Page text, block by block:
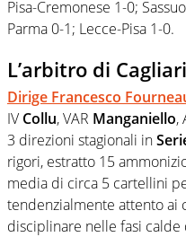
Pisa-Cremonese 1-0;
Parma 0-1; Lecce-Pisa 1-0.
L’arbitro di
Dirige Francesco
IV Collu, VAR Manganiello,
3 direzioni stagionali in
rigori, estratto 15
media di circa 5 cartellini
tendenzialmente attento ai
disciplinare nelle fasi calde